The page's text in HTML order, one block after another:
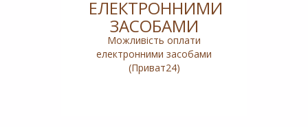
ЕЛЕКТРОННИМИ
ЗАСОБАМИ
Можливість оплати
електронними засобами
(Приват24)